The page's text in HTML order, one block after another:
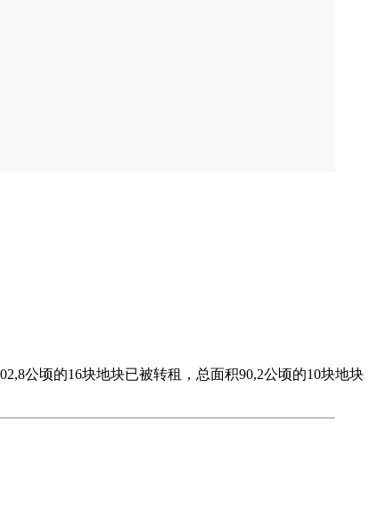
公顷的16块地块已被转租，总面积90,2公顷的10块地块